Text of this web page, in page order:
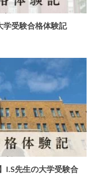
学受験合格体験記
I.S先生の大学受験合